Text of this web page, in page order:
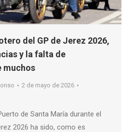
del GP de Jerez 2026,
y la falta de
muchos
2 de mayo de 2026
de Santa María durante el
2026 ha sido, como es